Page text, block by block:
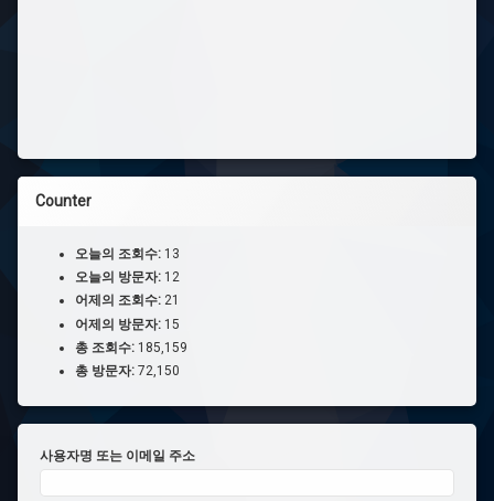
Counter
오늘의 조회수: 13
오늘의 방문자: 12
어제의 조회수: 21
어제의 방문자: 15
총 조회수: 185,159
총 방문자: 72,150
사용자명 또는 이메일 주소